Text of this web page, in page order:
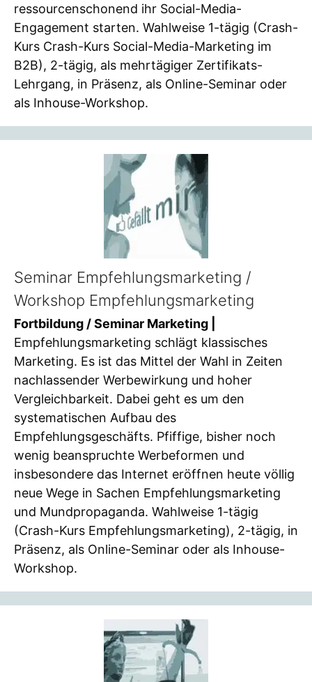
ressourcenschonend ihr Social-Media-
Engagement starten. Wahlweise 1-tägig (Crash-
Kurs Crash-Kurs Social-Media-Marketing im
B2B), 2-tägig, als mehrtägiger Zertifikats-
Lehrgang, in Präsenz, als Online-Seminar oder
als Inhouse-Workshop.
Seminar Empfehlungsmarketing /
Workshop Empfehlungsmarketing
Fortbildung / Seminar Marketing |
Empfehlungsmarketing schlägt klassisches
Marketing. Es ist das Mittel der Wahl in Zeiten
nachlassender Werbewirkung und hoher
Vergleichbarkeit. Dabei geht es um den
systematischen Aufbau des
Empfehlungsgeschäfts. Pfiffige, bisher noch
wenig beanspruchte Werbeformen und
insbesondere das Internet eröffnen heute völlig
neue Wege in Sachen Empfehlungsmarketing
und Mundpropaganda. Wahlweise 1-tägig
(Crash-Kurs Empfehlungsmarketing), 2-tägig, in
Präsenz, als Online-Seminar oder als Inhouse-
Workshop.